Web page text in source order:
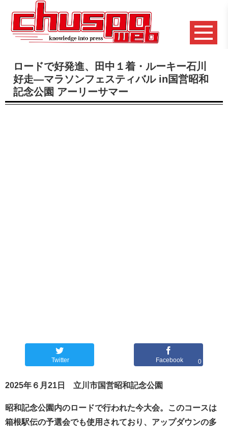
ロードで好発進、田中１着・ルーキー石川
好走―マラソンフェスティバル in国営昭和
記念公園 アーリーサマー
Twitter Facebook 0
2025年６月21日 立川市国営昭和記念公園
昭和記念公園内のロードで行われた今大会。このコースは
箱根駅伝の予選会でも使用されており、アップダウンの多